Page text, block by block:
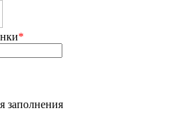
*
заполнения